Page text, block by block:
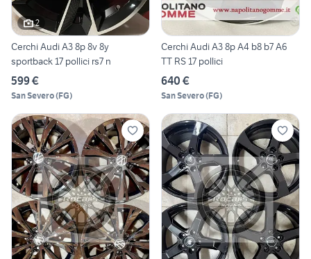
2
Cerchi Audi A3 8p 8v 8y
sportback 17 pollici rs7 n
599 €
San Severo(FG)
Cerchi Audi A3 8p A4 b8 b7 A6
TT RS 17 pollici
640 €
San Severo(FG)